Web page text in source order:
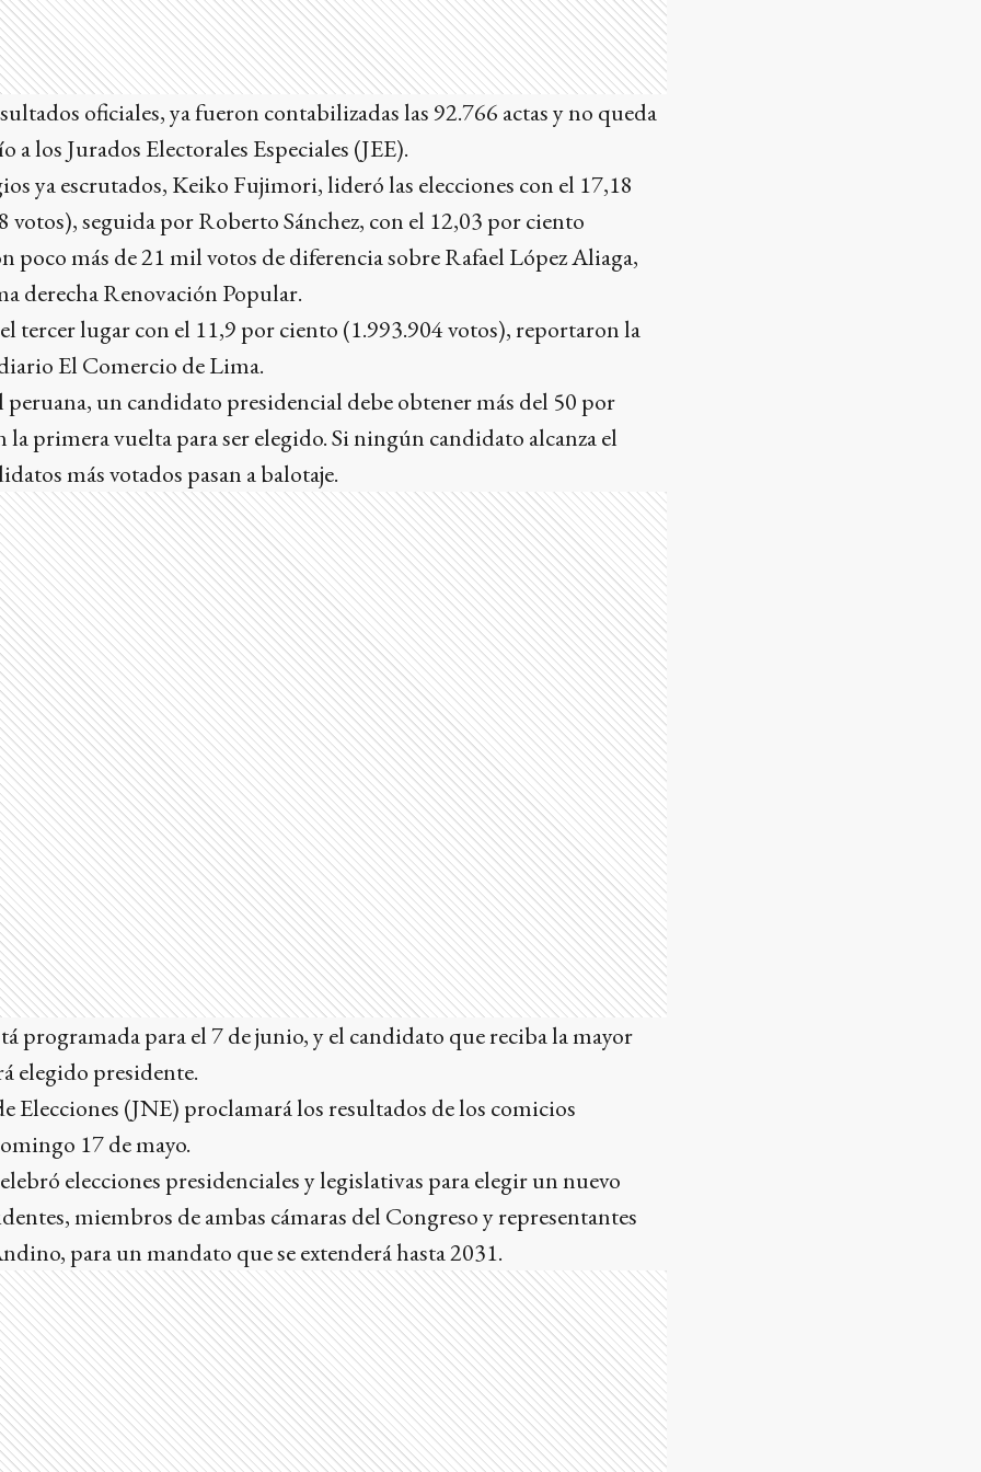
oficiales, ya fueron contabilizadas las 92.766 actas y no queda
a los Jurados Electorales Especiales (JEE).
ya escrutados, Keiko Fujimori, lideró las elecciones con el 17,18
votos), seguida por Roberto Sánchez, con el 12,03 por ciento
poco más de 21 mil votos de diferencia sobre Rafael López Aliaga,
derecha Renovación Popular.
tercer lugar con el 11,9 por ciento (1.993.904 votos), reportaron la
El Comercio de Lima.
peruana, un candidato presidencial debe obtener más del 50 por
la primera vuelta para ser elegido. Si ningún candidato alcanza el
más votados pasan a balotaje.
programada para el 7 de junio, y el candidato que reciba la mayor
elegido presidente.
Elecciones (JNE) proclamará los resultados de los comicios
17 de mayo.
elecciones presidenciales y legislativas para elegir un nuevo
miembros de ambas cámaras del Congreso y representantes
para un mandato que se extenderá hasta 2031.